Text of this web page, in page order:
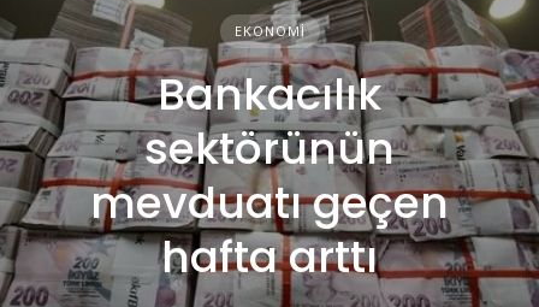
EKONOMI
Bankacılık
sektörünün
mevduatı geçen
hafta arttı